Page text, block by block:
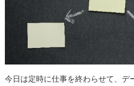
今日は定時に仕事を終わらせて、デ